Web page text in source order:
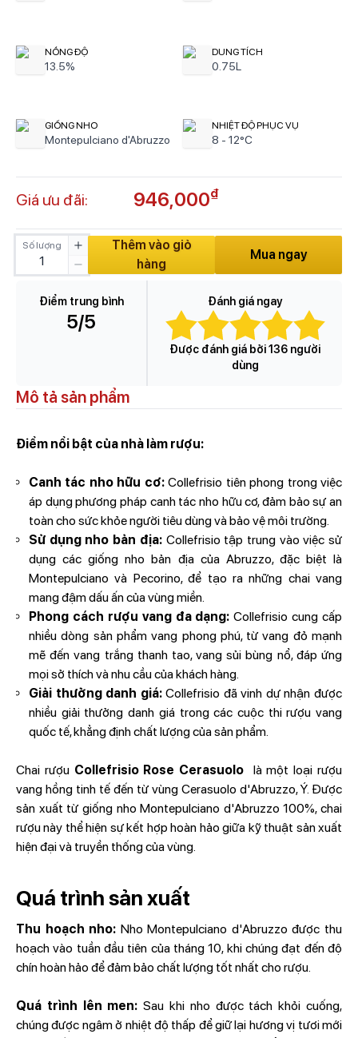
NỒNG ĐỘ
13.5%
GIỐNG NHO
Montepulciano d'Abruzzo
DUNG TÍCH
0.75L
NHIỆT ĐỘ PHỤC VỤ
8 - 12°C
Giá ưu đãi: 946,000₫
Số lượng
Thêm vào giỏ
hàng
Mua ngay
Điểm trung bình
5/5
Đánh giá ngay
Được đánh giá bởi 136 người
dùng
Mô tả sản phẩm
Điểm nổi bật của nhà làm rượu:
Canh tác nho hữu cơ:Collefrisio tiên phong trong việc
áp dụng phương pháp canh tác nho hữu cơ, đảm bảo sự an
toàn cho sức khỏe người tiêu dùng và bảo vệ môi trường.
Sử dụng nho bản địa:Collefrisio tập trung vào việc sử
dụng các giống nho bản địa của Abruzzo, đặc biệt là
Montepulciano và Pecorino, để tạo ra những chai vang
mang đậm dấu ấn của vùng miền.
Phong cách rượu vang đa dạng: Collefrisio cung cấp
nhiều dòng sản phẩm vang phong phú, từ vang đỏ mạnh
mẽ đến vang trắng thanh tao, vang sủi bùng nổ, đáp ứng
mọi sở thích và nhu cầu của khách hàng.
Giải thưởng danh giá:Collefrisio đã vinh dự nhận được
nhiều giải thưởng danh giá trong các cuộc thi rượu vang
quốc tế, khẳng định chất lượng của sản phẩm.
Chai rượu Collefrisio Rose Cerasuolo
là một loại rượu
vang hồng tinh tế đến từ vùng Cerasuolo d'Abruzzo, Ý. Được
sản xuất từ giống nho Montepulciano d'Abruzzo 100%, chai
rượu này thể hiện sự kết hợp hoàn hảo giữa kỹ thuật sản xuất
hiện đại và truyền thống của vùng.
Quá trình sản xuất
Thu hoạch nho: Nho Montepulciano d'Abruzzo được thu
hoạch vào tuần đầu tiên của tháng 10, khi chúng đạt đến độ
chín hoàn hảo để đảm bảo chất lượng tốt nhất cho rượu.
Quá trình lên men: Sau khi nho được tách khỏi cuống,
chúng được ngâm ở nhiệt độ thấp để giữ lại hương vị tươi mới